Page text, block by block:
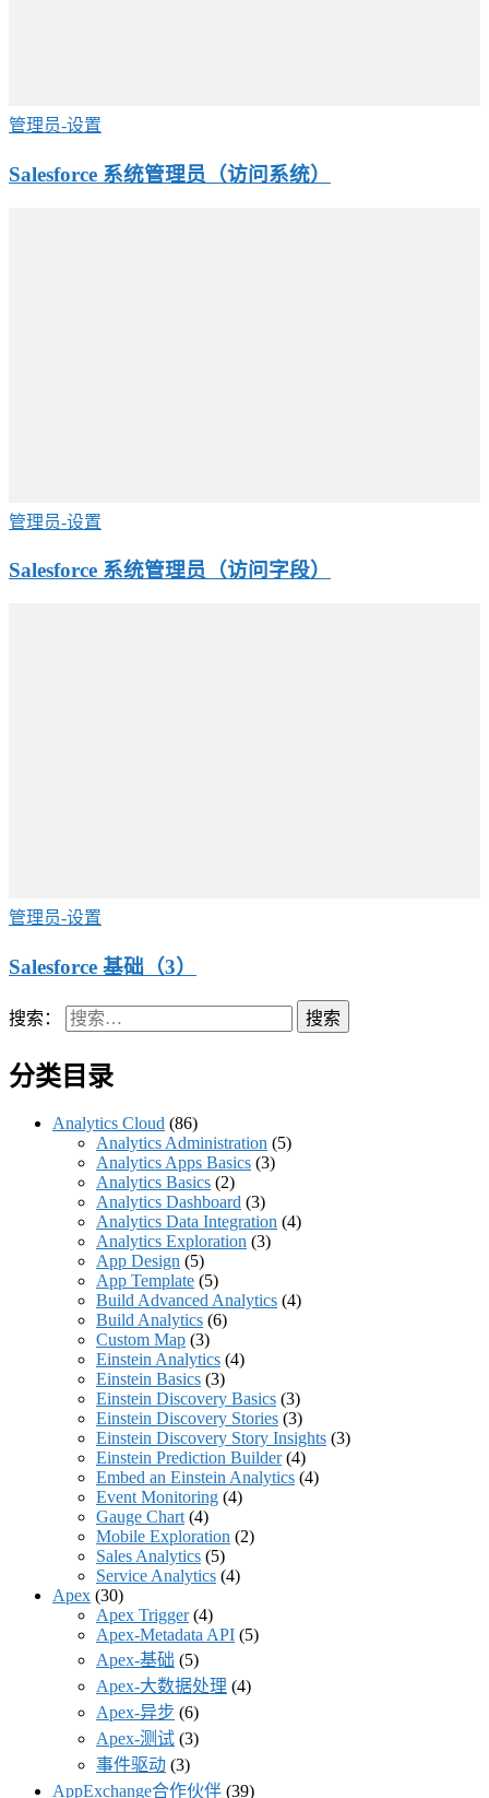
管理员-设置
Salesforce 系统管理员（访问系统）
管理员-设置
Salesforce 系统管理员（访问字段）
管理员-设置
Salesforce 基础（3）
搜索：
分类目录
Analytics Cloud (86)
Analytics Administration (5)
Analytics Apps Basics (3)
Analytics Basics (2)
Analytics Dashboard (3)
Analytics Data Integration (4)
Analytics Exploration (3)
App Design (5)
App Template (5)
Build Advanced Analytics (4)
Build Analytics (6)
Custom Map (3)
Einstein Analytics (4)
Einstein Basics (3)
Einstein Discovery Basics (3)
Einstein Discovery Stories (3)
Einstein Discovery Story Insights (3)
Einstein Prediction Builder(4)
Embed an Einstein Analytics (4)
Event Monitoring (4)
Gauge Chart(4)
Mobile Exploration (2)
Sales Analytics (5)
Service Analytics (4)
Apex (30)
Apex Trigger(4)
Apex-Metadata API (5)
Apex-基础 (5)
Apex-大数据处理 (4)
Apex-异步 (6)
Apex-测试 (3)
事件驱动 (3)
AppExchange合作伙伴 (39)